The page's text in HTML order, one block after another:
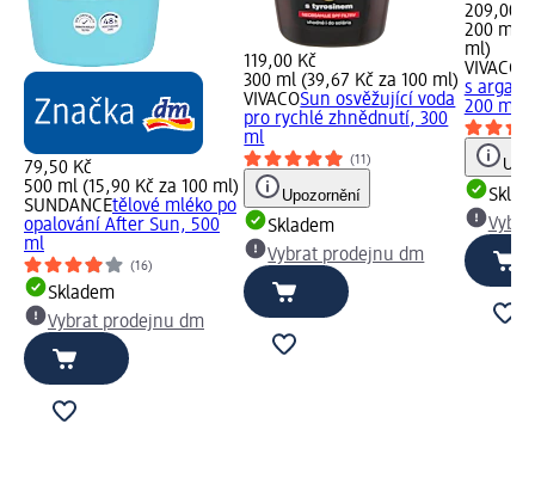
79,50 Kč
500 ml (15,90 Kč za 100 ml)
SUNDANCEtělové mléko po
opalování After Sun, 500
ml
(16)
Skladem
Vybrat prodejnu dm
119,00 Kč
300 ml (39,67 Kč za 100 ml)
VIVACOSun osvěžující voda
pro rychlé zhnědnutí, 300
ml
(11)
Upozornění
Skladem
Vybrat prodejnu dm
209,00
200 ml
ml)
VIVACO
s
200 ml